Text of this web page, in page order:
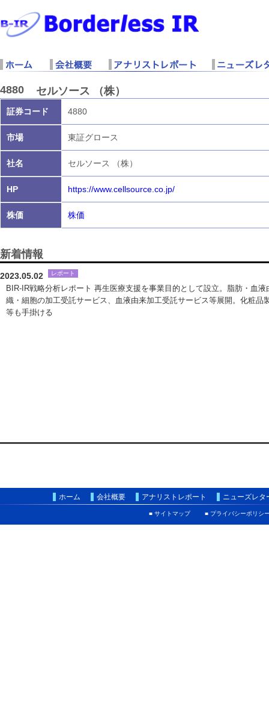
4880 セルソース （株）
証券コード 4880
市場 東証グロース
社名 セルソース （株）
HP https://www.cellsource.co.jp/
株価 株価
新着情報
2023.05.02 レポート
BIR-IR戦略分析レポート 再生医療支援を事業目的として設立。脂肪・血液
織・細胞の加工受託サービス、血液由来加工受託サービス等展開。化粧品
等も手掛ける
ホーム 会社概要 アナリストレポート ニューズレタ
■ プライバシーポリシ
■ サイトマップ